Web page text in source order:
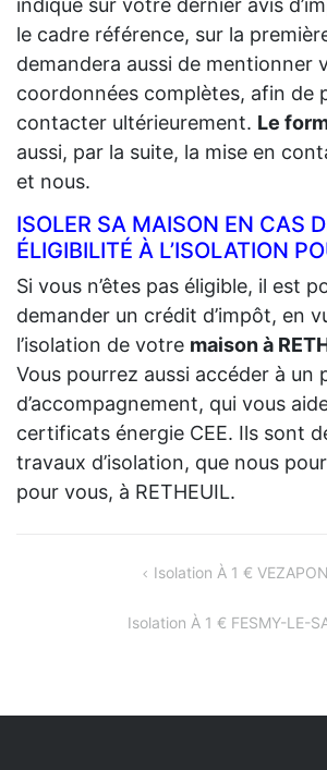
indiqué sur votre dernier avis
le cadre référence, sur la
demandera aussi de mentionner
coordonnées complètes, afin de
contacter ultérieurement. Le
aussi, par la suite, la mise en
et nous.
ISOLER SA MAISON EN CAS
ÉLIGIBILITÉ À L’ISOLATION
Si vous n’êtes pas éligible, il est
demander un crédit d’impôt, en
l’isolation de votre maison à
Vous pourrez aussi accéder à un
d’accompagnement, qui vous
certificats énergie CEE. Ils sont
travaux d’isolation, que nous
pour vous, à RETHEUIL.
NAVIGATION Isolation À 1 €
Isolation À 1 € FESMY-LE-